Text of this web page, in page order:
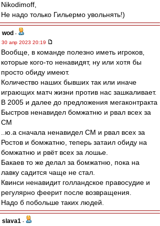
Nikodimoff,
Не надо только Гильермо увольнять!)
wod -
30 апр 2023 20:19
Вообще, в команде полезно иметь игроков,
которые кого-то ненавидят, ну или хотя бы
просто обиду имеют.
Количество наших бывших так или иначе
играющих матч жизни против нас зашкаливает.
В 2005 и далее до предложения мегаконтракта
Быстров ненавидел бомжатню и рвал всех за
СМ
..ю.а сначала ненавидел СМ и рвал всех за
Ростов и бомжатню, теперь затаил обиду на
бомжатню и рвёт всех за лошье.
Бакаев то же делал за бомжатню, пока на
лавку садится чаще не стал.
Квинси ненавидит голландское правосудие и
регулярно феерит после возвращения.
Надо б побольше таких людей.
slava1 -